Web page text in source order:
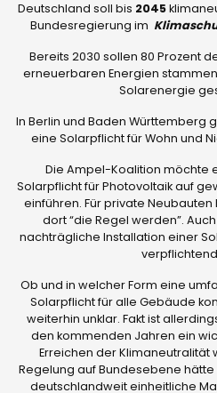
Deutschland soll bis 2045
Bundesregierung im
Bereits 2030 sollen 80 Prozent
erneuerbaren Energien
Solarenergie
In Berlin und Baden Württemberg
eine Solarpflicht für Wohn und
Die Ampel-Koalition möchte
Solarpflicht für Photovoltaik auf
einführen. Für private Neubauten
dort “die Regel werden”.
nachträgliche Installation einer
Ob und in welcher Form eine
Solarpflicht für alle Gebäude
weiterhin unklar. Fakt ist
den kommenden Jahren ein
Erreichen der Klimaneutralität
Regelung auf Bundesebene
deutschlandweit einheitliche